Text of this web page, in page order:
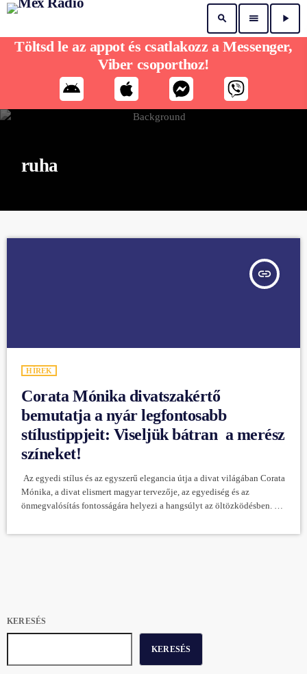
search menu play_arrow
ruha
insert_link
HÍREK
Corata Mónika divatszakértő
bemutatja a nyár legfontosabb
stílustippjeit: Viseljük bátran a merész
színeket!
Az egyedi stílus és az egyszerű elegancia útja a divat világában Corata
Mónika, a divat elismert magyar tervezője, az egyediség és az
önmegvalósítás fontosságára helyezi a hangsúlyt az öltözködésben. A
bátran viseljük merész színeket és kísérletezzünk a különböző
KERESÉS
KERESÉS
Töltsd le az appot és csatlakozz a Messenger,
Viber csoporthoz!